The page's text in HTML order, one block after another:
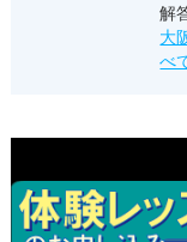
解
大
べ